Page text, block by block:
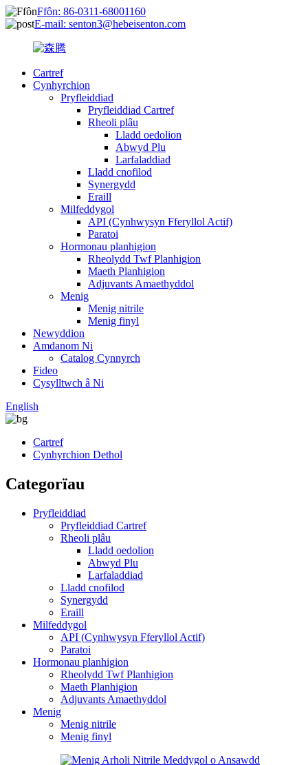
Ffôn: 86-0311-68001160
E-mail: senton3@hebeisenton.com
Cartref
Cynhyrchion
Pryfleiddiad
Pryfleiddiad Cartref
Rheoli plâu
Lladd oedolion
Abwyd Plu
Larfaladdiad
Lladd cnofilod
Synergydd
Eraill
Milfeddygol
API (Cynhwysyn Fferyllol Actif)
Paratoi
Hormonau planhigion
Rheolydd Twf Planhigion
Maeth Planhigion
Adjuvants Amaethyddol
Menig
Menig nitrile
Menig finyl
Newyddion
Amdanom Ni
Catalog Cynnyrch
Fideo
Cysylltwch â Ni
English
Cartref
Cynhyrchion Dethol
Categorïau
Pryfleiddiad
Pryfleiddiad Cartref
Rheoli plâu
Lladd oedolion
Abwyd Plu
Larfaladdiad
Lladd cnofilod
Synergydd
Eraill
Milfeddygol
API (Cynhwysyn Fferyllol Actif)
Paratoi
Hormonau planhigion
Rheolydd Twf Planhigion
Maeth Planhigion
Adjuvants Amaethyddol
Menig
Menig nitrile
Menig finyl